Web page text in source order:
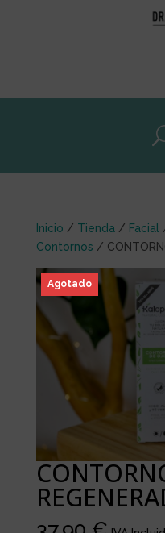
Inicio / Tienda / Facial
Contornos /
Agotado